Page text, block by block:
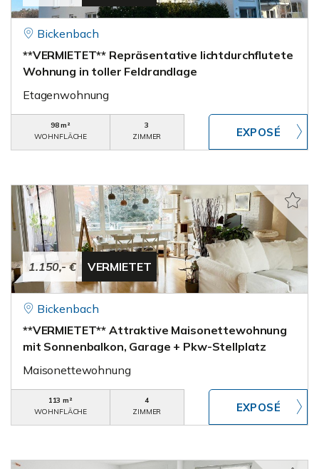
Bickenbach
**VERMIETET** Repräsentative lichtdurchflutete
Wohnung in toller Feldrandlage
Etagenwohnung
98 m²
WOHNFLÄCHE
3
ZIMMER
1.150,- € VERMIETET
Bickenbach
**VERMIETET** Attraktive Maisonettewohnung
mit Sonnenbalkon, Garage + Pkw-Stellplatz
Maisonettewohnung
113 m²
WOHNFLÄCHE
4
ZIMMER